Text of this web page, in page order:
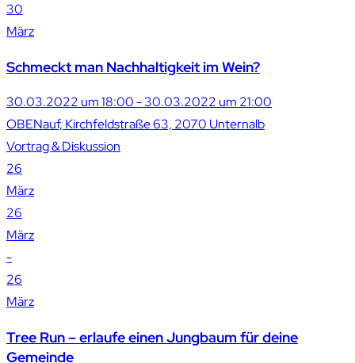
30
März
Schmeckt man Nachhaltigkeit im Wein?
30.03.2022 um 18:00 - 30.03.2022 um 21:00
OBENauf, Kirchfeldstraße 63, 2070 Unternalb
Vortrag & Diskussion
26
März
26
März
-
26
März
Tree Run – erlaufe einen Jungbaum für deine
Gemeinde